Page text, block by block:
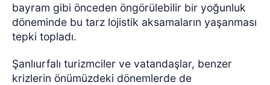
bayram gibi önceden öngörülebilir bir yoğunluk
döneminde bu tarz lojistik aksamaların yaşanması
tepki topladı.
Şanlıurfalı turizmciler ve vatandaşlar, benzer
krizlerin önümüzdeki dönemlerde de